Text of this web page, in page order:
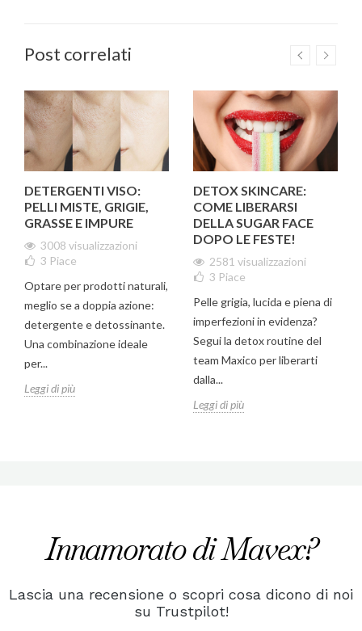
Post correlati
DETERGENTI VISO:
PELLI MISTE, GRIGIE,
GRASSE E IMPURE
3008 visualizzazioni
3 Piace
Optare per prodotti naturali,
meglio se a doppia azione:
detergente e detossinante.
Una combinazione ideale
per...
Leggi di più
DETOX SKINCARE:
COME LIBERARSI
DELLA SUGAR FACE
DOPO LE FESTE!
2581 visualizzazioni
3 Piace
Pelle grigia, lucida e piena di
imperfezioni in evidenza?
Segui la detox routine del
team Maxico per liberarti
dalla...
Leggi di più
Innamorato di Mavex?
Lascia una recensione o scopri cosa dicono di noi
su Trustpilot!